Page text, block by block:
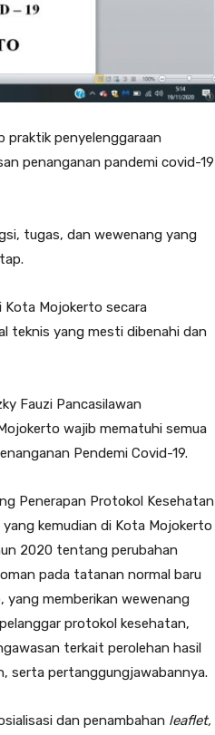
praktik penyelenggaraan
penanganan pandemi covid-19
tugas, dan wewenang yang
Kota Mojokerto secara
teknis yang mesti dibenahi dan
Fauzi Pancasilawan
wajib mematuhi semua
Pendemi Covid-19.
Penerapan Protokol Kesehatan
yang kemudian di Kota Mojokerto
2020 tentang perubahan
pada tatanan normal baru
yang memberikan wewenang
protokol kesehatan,
terkait perolehan hasil
serta pertanggungjawabannya.
dan penambahan leaflet,